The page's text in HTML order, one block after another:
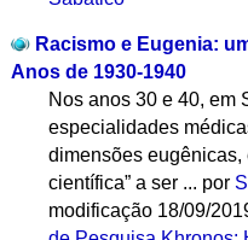
Racismo e Eugenia:
Anos de 1930-1940
Nos anos 30 e 40, em
especialidades
dimensões eugênicas,
científica” a ser ... por
modificação 18/09/